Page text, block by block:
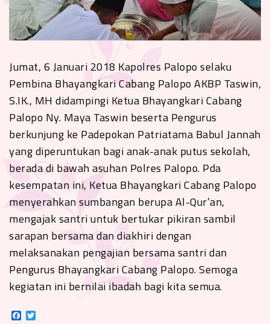
Jumat, 6 Januari 2018 Kapolres Palopo selaku
Pembina Bhayangkari Cabang Palopo AKBP Taswin,
S.IK., MH didampingi Ketua Bhayangkari Cabang
Palopo Ny. Maya Taswin beserta Pengurus
berkunjung ke Padepokan Patriatama Babul Jannah
yang diperuntukan bagi anak-anak putus sekolah,
berada di bawah asuhan Polres Palopo. Pda
kesempatan ini, Ketua Bhayangkari Cabang Palopo
menyerahkan sumbangan berupa Al-Qur’an,
mengajak santri untuk bertukar pikiran sambil
sarapan bersama dan diakhiri dengan
melaksanakan pengajian bersama santri dan
Pengurus Bhayangkari Cabang Palopo. Semoga
kegiatan ini bernilai ibadah bagi kita semua.
Facebook